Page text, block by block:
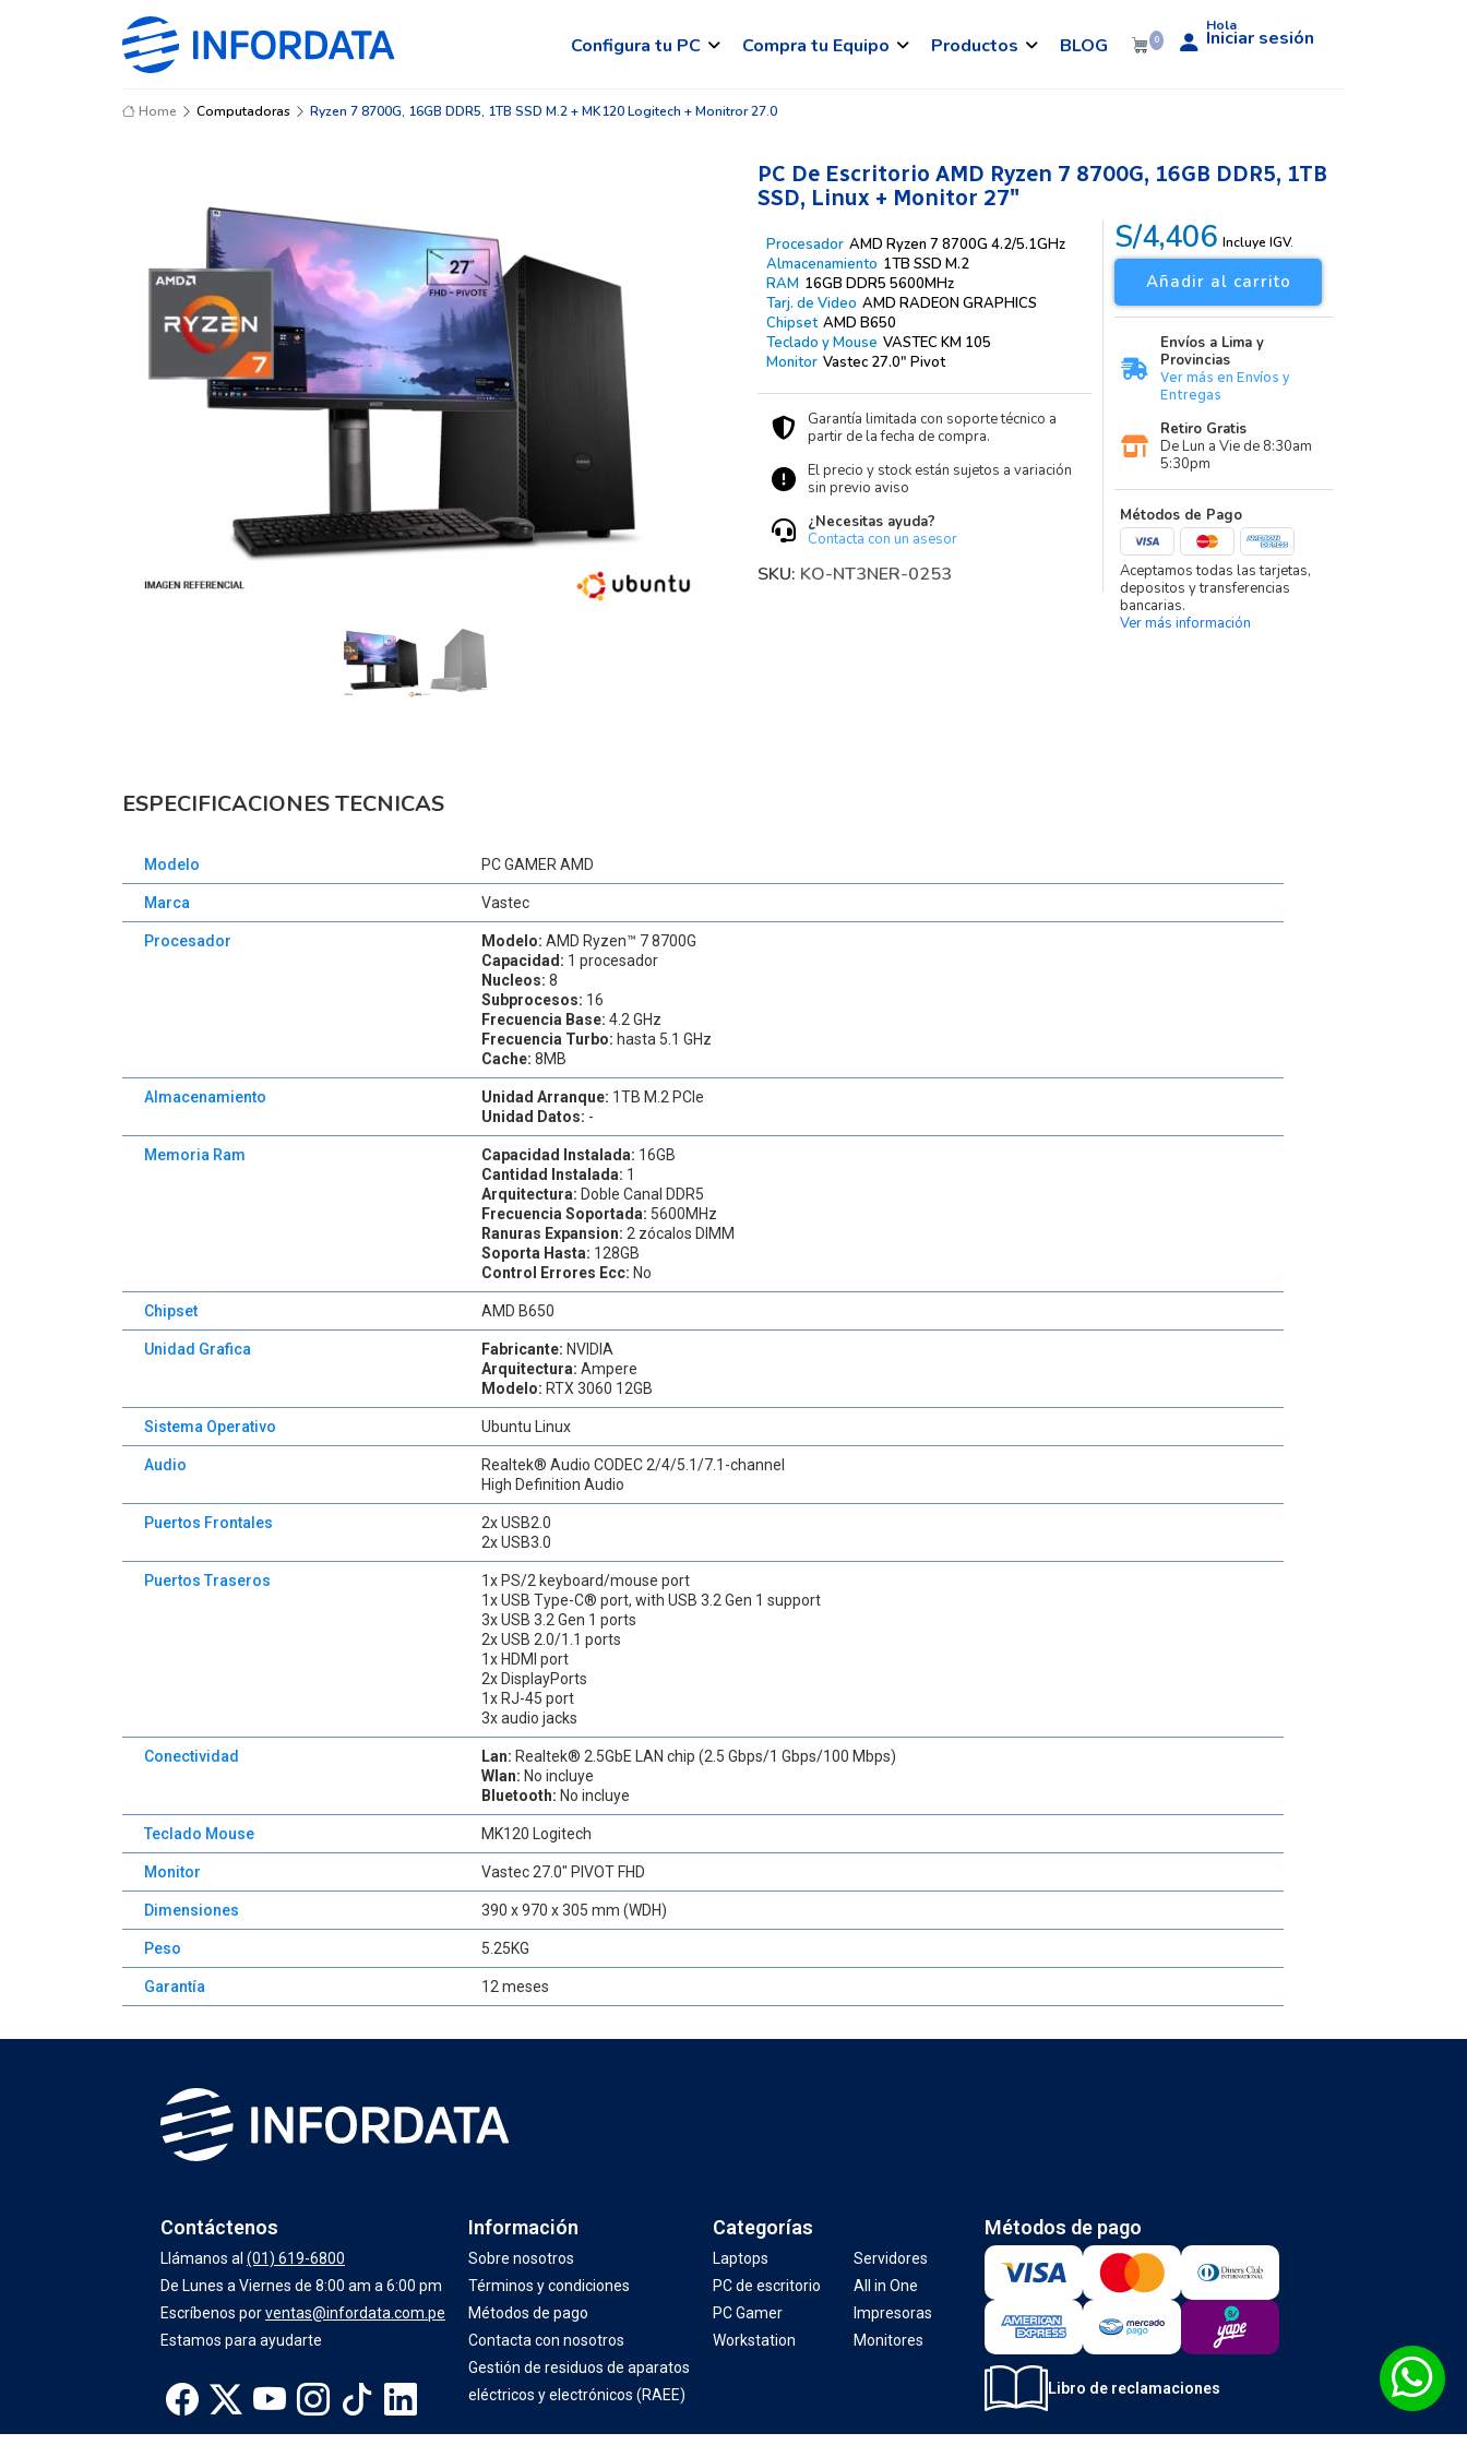
Configura tu PC Compra tu Equipo Productos BLOG 0
Hola
Iniciar sesión
Home Computadoras Ryzen 7 8700G, 16GB DDR5, 1TB SSD M.2 + MK120 Logitech + Monitror 27.0
PC De Escritorio AMD Ryzen 7 8700G, 16GB DDR5, 1TB
SSD, Linux + Monitor 27″
Procesador AMD Ryzen 7 8700G 4.2/5.1GHz
Almacenamiento 1TB SSD M.2
RAM 16GB DDR5 5600MHz
Tarj. de Video AMD RADEON GRAPHICS
Chipset AMD B650
Teclado y Mouse VASTEC KM 105
Monitor Vastec 27.0″ Pivot
Garantía limitada con soporte técnico a
partir de la fecha de compra.
El precio y stock están sujetos a variación
sin previo aviso
¿Necesitas ayuda?
Contacta con un asesor
S/4,406 Incluye IGV.
Añadir al carrito
Envíos a Lima y
Provincias
Ver más en Envíos y
Entregas
Retiro Gratis
De Lun a Vie de 8:30am
5:30pm
Métodos de Pago
Aceptamos todas las tarjetas,
depositos y transferencias
bancarias.
Ver más información
SKU: KO-NT3NER-0253
ESPECIFICACIONES TECNICAS
Modelo PC GAMER AMD
Marca Vastec
Procesador Modelo:AMD Ryzen™ 7 8700G
Capacidad: 1 procesador
Nucleos:8
Subprocesos: 16
Frecuencia Base:4.2 GHz
Frecuencia Turbo: hasta 5.1 GHz
Cache:8MB
Almacenamiento Unidad Arranque: 1TB M.2 PCIe
Unidad Datos: -
Memoria Ram Capacidad Instalada: 16GB
Cantidad Instalada: 1
Arquitectura: Doble Canal DDR5
Frecuencia Soportada: 5600MHz
Ranuras Expansion:2 zócalos DIMM
Soporta Hasta: 128GB
Control Errores Ecc: No
Chipset AMD B650
Unidad Grafica Fabricante: NVIDIA
Arquitectura:Ampere
Modelo: RTX 3060 12GB
Sistema Operativo Ubuntu Linux
Audio
Realtek® Audio CODEC 2/4/5.1/7.1-channel
High Definition Audio
Puertos Frontales
2x USB2.0
2x USB3.0
Puertos Traseros
1x PS/2 keyboard/mouse port
1x USB Type-C® port, with USB 3.2 Gen 1 support
3x USB 3.2 Gen 1 ports
2x USB 2.0/1.1 ports
1x HDMI port
2x DisplayPorts
1x RJ-45 port
3x audio jacks
Conectividad Lan: Realtek® 2.5GbE LAN chip (2.5 Gbps/1 Gbps/100 Mbps)
Wlan: No incluye
Bluetooth: No incluye
Teclado Mouse MK120 Logitech
Monitor Vastec 27.0" PIVOT FHD
Dimensiones 390 x 970 x 305 mm (WDH)
Peso 5.25KG
Garantía 12 meses
Contáctenos
Llámanos al (01) 619-6800
De Lunes a Viernes de 8:00 am a 6:00 pm
Escríbenos porventas@infordata.com.pe
Estamos para ayudarte
Información
Sobre nosotros
Términos y condiciones
Métodos de pago
Contacta con nosotros
Gestión de residuos de aparatos
eléctricos y electrónicos (RAEE)
Categorías
Laptops
PC de escritorio
PC Gamer
Workstation
Servidores
All in One
Impresoras
Monitores
Métodos de pago
Libro de reclamaciones